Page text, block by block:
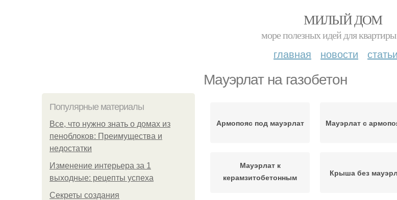
МИЛЫЙ ДОМ
море полезных идей для
главная новости статьи
Мауэрлат на газобетон
Популярные материалы
Все, что нужно знать о домах из
пеноблоков: Преимущества и
недостатки
Изменение интерьера за 1
выходные: рецепты успеха
Секреты создания
Армопояс под мауэрлат Мауэрлат с
Мауэрлат к
керамзитобетонным
Крыша без